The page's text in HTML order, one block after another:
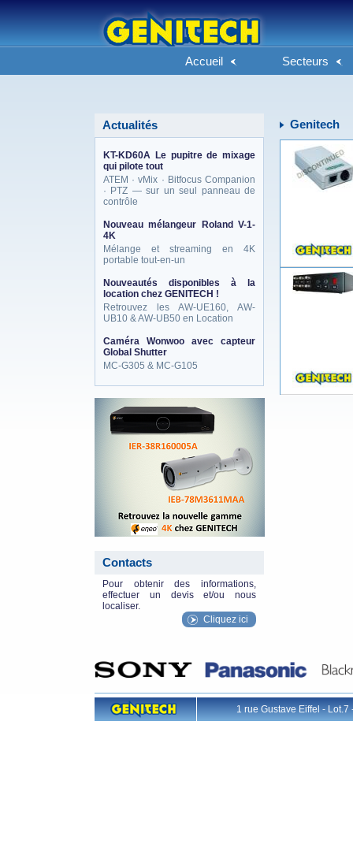
Accueil Secteurs
Actualités
KT-KD60A Le pupitre de mixage
qui pilote tout
ATEM · vMix · Bitfocus Companion
· PTZ — sur un seul panneau de
contrôle
Nouveau mélangeur Roland V-1-
4K
Mélange et streaming en 4K
portable tout-en-un
Nouveautés disponibles à la
location chez GENITECH !
Retrouvez les AW-UE160, AW-
UB10 & AW-UB50 en Location
Caméra Wonwoo avec capteur
Global Shutter
MC-G305 & MC-G105
Contacts
Pour obtenir des informations,
effectuer un devis et/ou nous
localiser.
Cliquez ici
Genitech
1 rue Gustave Eiffel -